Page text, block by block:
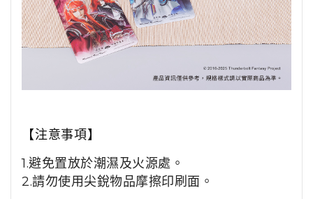
【注意事項】
1.避免置放於潮濕及火源處。
2.請勿使用尖銳物品摩擦印刷面。